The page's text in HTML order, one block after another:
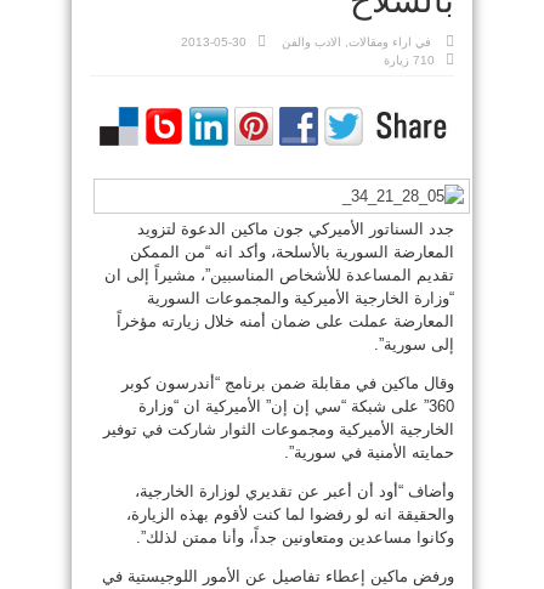
في اراء ومقالات الادب والفن
2013-05-30
710 زيارة
جدد السناتور الأميركي جون ماكين الدعوة لتزويد
المعارضة السورية بالأسلحة، وأكد انه “من الممكن
تقديم المساعدة للأشخاص المناسبين”، مشيراً إلى ان
“وزارة الخارجية الأميركية والمجموعات السورية
المعارضة عملت على ضمان أمنه خلال زيارته مؤخراً
إلى سورية”.
وقال ماكين في مقابلة ضمن برنامج “أندرسون كوبر
360” على شبكة “سي إن إن” الأميركية ان “وزارة
الخارجية الأميركية ومجموعات الثوار شاركت في توفير
حمايته الأمنية في سورية”.
وأضاف “أود أن أعبر عن تقديري لوزارة الخارجية،
والحقيقة انه لو رفضوا لما كنت لأقوم بهذه الزيارة،
وكانوا مساعدين ومتعاونين جداً، وأنا ممتن لذلك”.
ورفض ماكين إعطاء تفاصيل عن الأمور اللوجيستية في